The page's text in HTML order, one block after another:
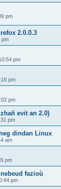
pm
2.0.0.3
pm
pm
pm
pm
evit an 2.0)
pm
dindan Linux
am
pm
fazioù
pm